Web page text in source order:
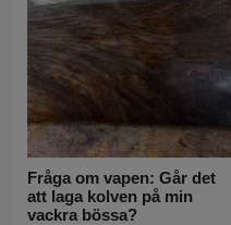
Fråga om vapen: Går det
att laga kolven på min
vackra bössa?